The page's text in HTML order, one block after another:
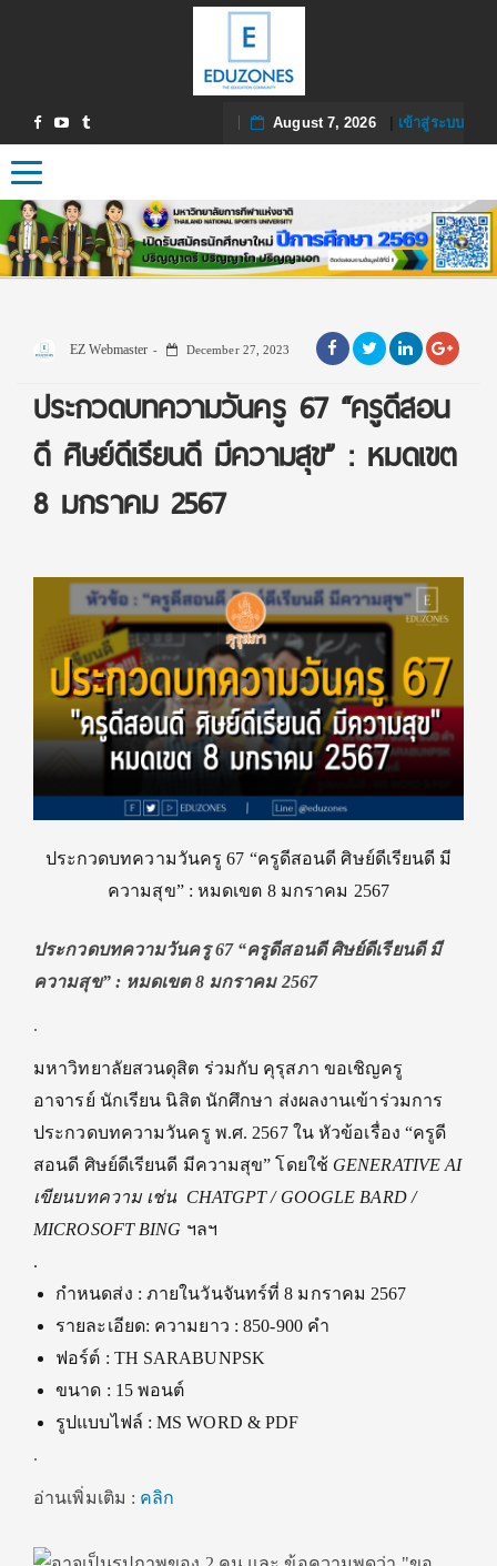
August 7, 2026| เข้าสู่ระบบ
Toggle navigation
EZ Webmaster December 27, 2023
ประกวดบทความวันครู 67 “ครูดีสอน
ดี ศิษย์ดีเรียนดี มีความสุข” : หมดเขต
8 มกราคม 2567
ประกวดบทความวันครู 67 “ครูดีสอนดี ศิษย์ดีเรียนดี มี
ความสุข” : หมดเขต 8 มกราคม 2567
ประกวดบทความวันครู 67 “ครูดีสอนดี ศิษย์ดีเรียนดี มี
ความสุข” : หมดเขต 8 มกราคม 2567
.
มหาวิทยาลัยสวนดุสิต ร่วมกับ คุรุสภา ขอเชิญครู
อาจารย์ นักเรียน นิสิต นักศึกษา ส่งผลงานเข้าร่วมการ
ประกวดบทความวันครู พ.ศ. 2567 ใน หัวข้อเรื่อง “ครูดี
สอนดี ศิษย์ดีเรียนดี มีความสุข” โดยใช้ GENERATIVE AI
เขียนบทความ เช่น CHATGPT / GOOGLE BARD /
MICROSOFT BING ฯลฯ
.
กำหนดส่ง : ภายในวันจันทร์ที่ 8 มกราคม 2567
รายละเอียด: ความยาว : 850-900 คำ
ฟอร์ต์ : TH SARABUNPSK
ขนาด : 15 พอนต์
รูปแบบไฟล์ : MS WORD & PDF
.
อ่านเพิ่มเติม : คลิก